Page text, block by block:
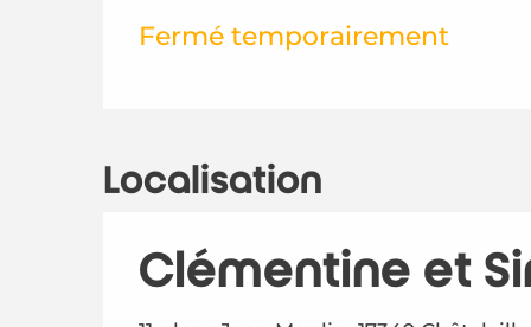
Fermé temporairement
Localisation
Clémentine et